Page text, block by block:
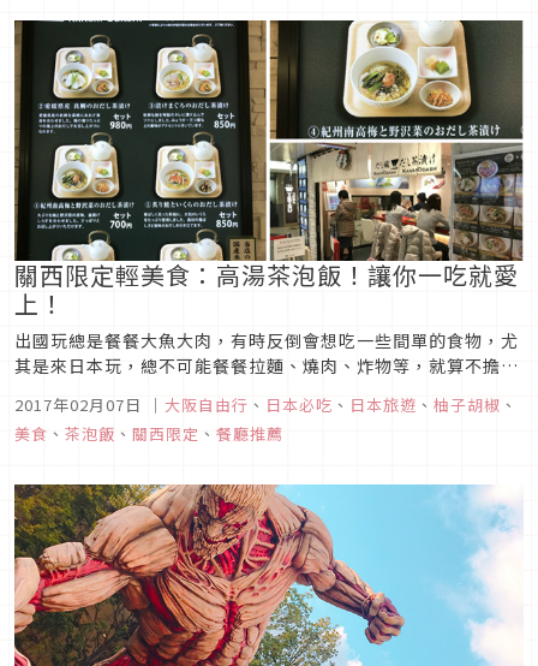
關西限定輕美食：高湯茶泡飯！讓你一吃就愛
上！
出國玩總是餐餐大魚大肉，有時反倒會想吃一些間單的食物，尤
其是來日本玩，總不可能餐餐拉麵、燒肉、炸物等，就算不擔心
屋、松屋等平價牛丼店來換換口味，除了這些之外，柚子胡椒今
天要來分享的是有時會在日劇中看到，但又會抱持著疑惑的想
2017年02月07日 ｜ 大阪自由行 、 日本必吃 、 日本旅遊 、 柚子胡椒 、
美食 、 茶泡飯 、 關西限定 、 餐廳推薦